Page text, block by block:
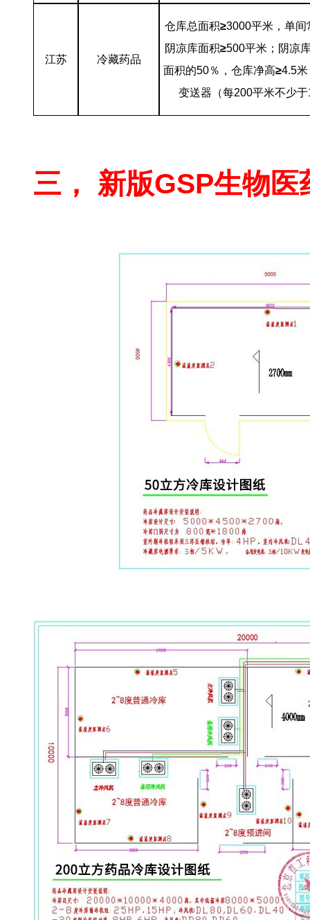
江苏 冷藏药品
仓库总面积≥3000平米，单间
阴凉库面积≥500平米；阴凉
面积的50％，仓库净高≥4.5米
变送器（每200平米不少
三， 新版GSP生物